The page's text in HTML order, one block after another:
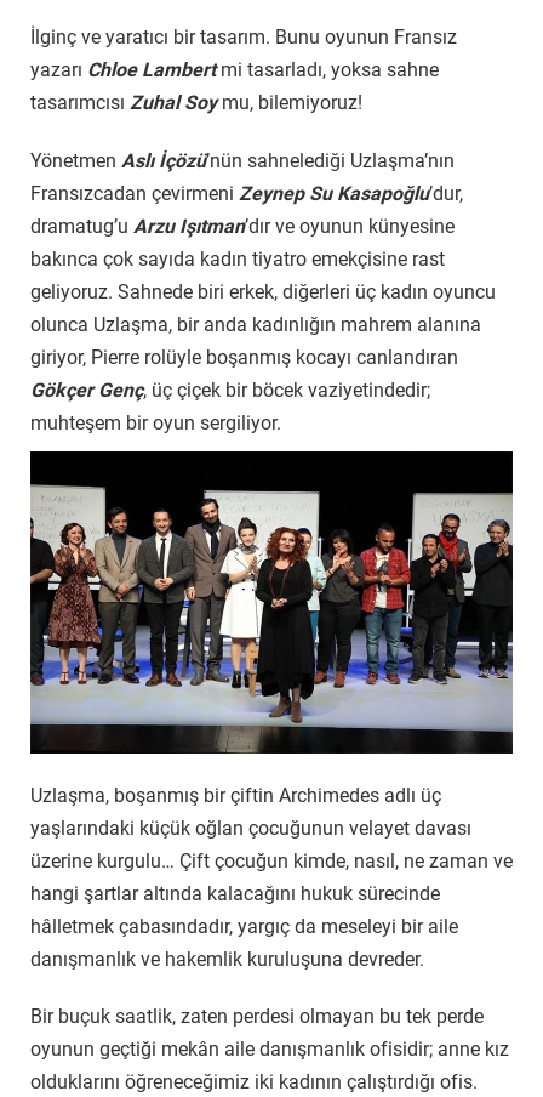
İlginç ve yaratıcı bir tasarım. Bunu oyunun Fransız
yazarı Chloe Lambertmi tasarladı, yoksa sahne
tasarımcısı Zuhal Soymu, bilemiyoruz!
Yönetmen Aslı İçözü’nün sahnelediği Uzlaşma’nın
Fransızcadan çevirmeni Zeynep Su Kasapoğlu’dur,
dramatug’u Arzu Işıtman’dır ve oyunun künyesine
bakınca çok sayıda kadın tiyatro emekçisine rast
geliyoruz. Sahnede biri erkek, diğerleri üç kadın oyuncu
olunca Uzlaşma, bir anda kadınlığın mahrem alanına
giriyor, Pierre rolüyle boşanmış kocayı canlandıran
Gökçer Genç, üç çiçek bir böcek vaziyetindedir;
muhteşem bir oyun sergiliyor.
Uzlaşma, boşanmış bir çiftin Archimedes adlı üç
yaşlarındaki küçük oğlan çocuğunun velayet davası
üzerine kurgulu… Çift çocuğun kimde, nasıl, ne zaman ve
hangi şartlar altında kalacağını hukuk sürecinde
hâlletmek çabasındadır, yargıç da meseleyi bir aile
danışmanlık ve hakemlik kuruluşuna devreder.
Bir buçuk saatlik, zaten perdesi olmayan bu tek perde
oyunun geçtiği mekân aile danışmanlık ofisidir; anne kız
olduklarını öğreneceğimiz iki kadının çalıştırdığı ofis.